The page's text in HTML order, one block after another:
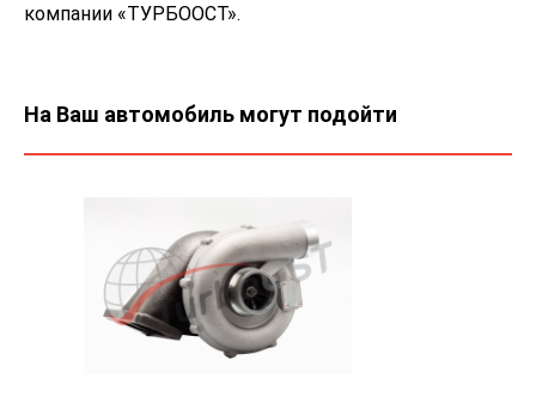
компании «ТУРБООСТ».
На Ваш автомобиль могут подойти